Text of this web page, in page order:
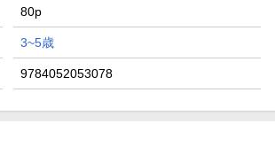
80p
3~5歳
9784052053078